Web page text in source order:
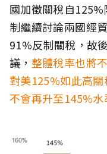
國加徵關稅自
制繼續討論兩國經
91%反制關稅，故
議， 整體稅率也將
對美125%如此高
不會再升至145%水